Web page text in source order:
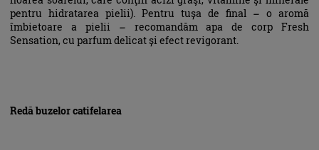
pentru hidratarea pielii). Pentru tușa de final – o aromă
îmbietoare a pielii – recomandăm apa de corp Fresh
Sensation, cu parfum delicat și efect revigorant.
Redă buzelor catifelarea